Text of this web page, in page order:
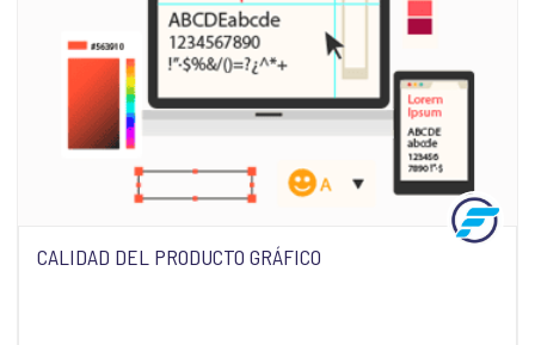
CALIDAD DEL PRODUCTO GRÁFICO